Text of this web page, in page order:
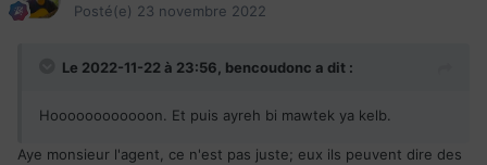
Posté(e) 23 novembre 2022
Le 2022-11-22 à 23:56, bencoudonc a dit :
Hoooooooooooon. Et puis ayreh bi mawtek ya kelb.
Aye monsieur l'agent, ce n'est pas juste; eux ils peuvent dire des